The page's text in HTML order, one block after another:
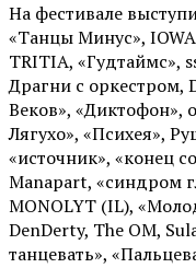
На фестивале
«Танцы Минус»,
TRITIA, «Гудтаймс»,
Драгни с оркестром,
Веков», «Диктофон»,
Лягухо», «Психея»,
«источник», «конец
Manapart, «синдром
MONOLYT (IL),
DenDerty, The OM,
танцевать»,